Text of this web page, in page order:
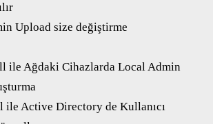
Upload size değiştirme
ile Ağdaki Cihazlarda Local Admin
ile Active Directory de Kullanıcı